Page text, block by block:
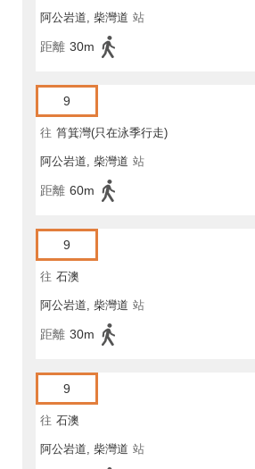
阿公岩道, 柴灣道 站
距離 30m
9
往 筲箕灣(只在泳季行走)
阿公岩道, 柴灣道 站
距離 60m
9
往 石澳
阿公岩道, 柴灣道 站
距離 30m
9
往 石澳
阿公岩道, 柴灣道 站